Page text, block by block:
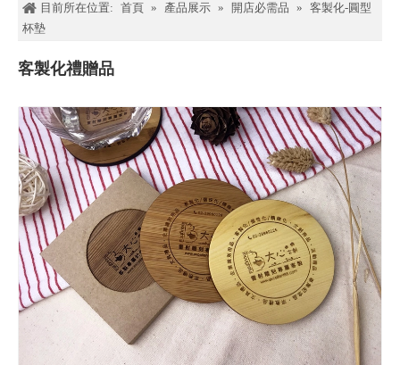
目前所在位置: 首頁 » 產品展示 » 開店必需品 » 客製化-圓型
杯墊
客製化禮贈品